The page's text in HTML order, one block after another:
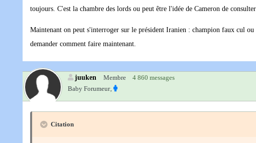
toujours. C'est la chambre des lords ou peut être l'idée de Cameron de
Maintenant on peut s'interroger sur le président Iranien : champion faux cul
demander comment faire maintenant.
juuken Membre
4 860 messages
Baby Forumeur‚
Citation